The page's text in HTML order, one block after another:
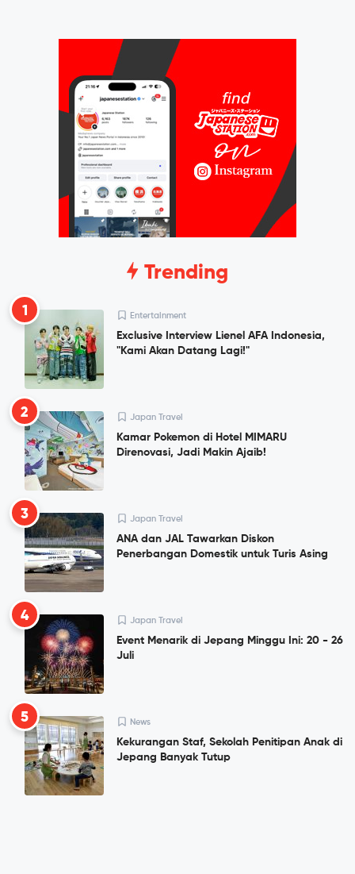
Trending
1 Entertainment
Exclusive Interview Lienel AFA Indonesia,
"Kami Akan Datang Lagi!"
2 Japan Travel
Kamar Pokemon di Hotel MIMARU
Direnovasi, Jadi Makin Ajaib!
3 Japan Travel
ANA dan JAL Tawarkan Diskon
Penerbangan Domestik untuk Turis Asing
4 Japan Travel
Event Menarik di Jepang Minggu Ini: 20 - 26
Juli
5 News
Kekurangan Staf, Sekolah Penitipan Anak di
Jepang Banyak Tutup